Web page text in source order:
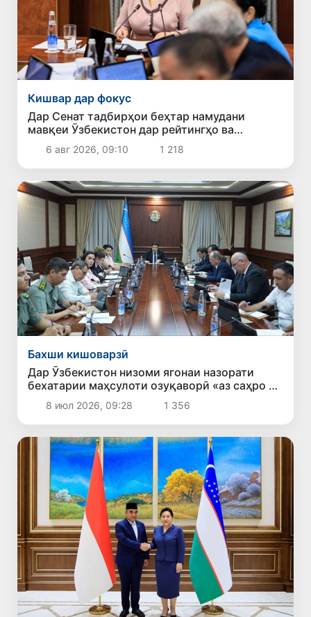
Кишвар дар фокус
Дар Сенат тадбирҳои беҳтар намудани
мавқеи Ӯзбекистон дар рейтингҳо ва
индексҳои байналмилалӣ баррасӣ шуданд
6 авг 2026, 09:10 1 218
Бахши кишоварзӣ
Дар Ӯзбекистон низоми ягонаи назорати
бехатарии маҳсулоти озуқаворӣ «аз саҳро то
дастархон» ҷорӣ карда мешавад
8 июл 2026, 09:28 1 356